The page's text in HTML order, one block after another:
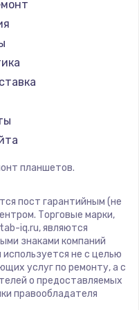
платы
планшетов.
пост гарантийным (не
Торговые марки,
iq.ru, являются
знаками компаний
не с целью
услуг по ремонту, а с
о предоставляемых
правообладателя